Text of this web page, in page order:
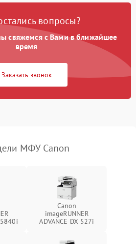
вопросы?
свяжемся с Вами в ближайшее
время
Заказать звонок
МФУ Canon
Canon
imageRUNNER
ADVANCE DX 527i